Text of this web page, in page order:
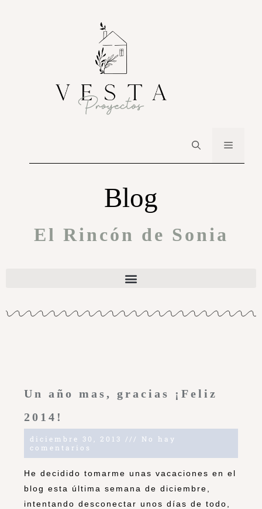
Blog
El Rincón de Sonia
Un año mas, gracias ¡Feliz
2014!
diciembre 30, 2013
No hay
comentarios
He decidido tomarme unas vacaciones en el
blog esta última semana de diciembre,
intentando desconectar unos días de todo,